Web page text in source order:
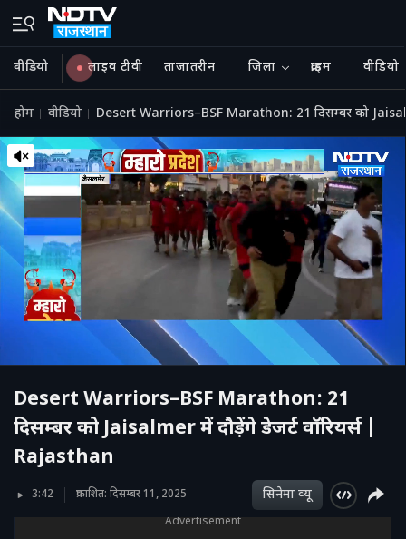
वीडियो लाइव टीवी ताजातरीन जिला क्राइम वीडियो
होम वीडियो Desert Warriors–BSF Marathon: 21 दिसम्बर को
Desert Warriors–BSF Marathon: 21
दिसम्बर को Jaisalmer में दौड़ेंगे डेजर्ट वॉरियर्स |
Rajasthan
3:42 प्रकाशित: दिसम्बर 11, 2025 सिनेमा व्‍यू
Advertisement